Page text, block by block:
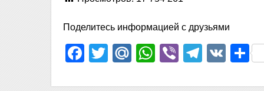
Поделитесь информацией с друзьями
Facebook
TwitterMail.Ru
WhatsApp
Viber VK